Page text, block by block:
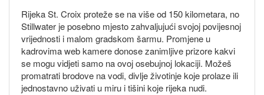
Rijeka St. Croix proteže se na više od 150 kilometara, no
Stillwater je posebno mjesto zahvaljujući svojoj povijesnoj
vrijednosti i malom gradskom šarmu. Promjene u
kadrovima web kamere donose zanimljive prizore kakvi
se mogu vidjeti samo na ovoj osebujnoj lokaciji. Možeš
promatrati brodove na vodi, divlje životinje koje prolaze ili
jednostavno uživati u miru i tišini koje rijeka nudi.